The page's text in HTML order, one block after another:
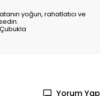
yoğun, rahatlatıcı ve
Yorum Yap